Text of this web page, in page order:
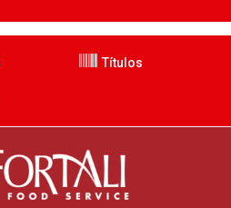
Títulos